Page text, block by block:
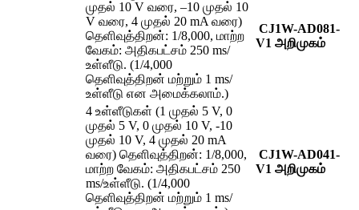
முதல் 10 V வரை, –10 முதல் 10
V வரை, 4 முதல் 20 mA வரை)
தெளிவுத்திறன்: 1/8,000, மாற்ற
வேகம்: அதிகபட்சம் 250 ms/
உள்ளீடு. (1/4,000
தெளிவுத்திறன் மற்றும் 1 ms/
உள்ளீடு என அமைக்கலாம்.)
CJ1W-AD081-
V1 அறிமுகம்
4 உள்ளீடுகள் (1 முதல் 5 V, 0
முதல் 5 V, 0 முதல் 10 V, -10
முதல் 10 V, 4 முதல் 20 mA
வரை) தெளிவுத்திறன்: 1/8,000,
மாற்ற வேகம்: அதிகபட்சம் 250
ms/உள்ளீடு. (1/4,000
தெளிவுத்திறன் மற்றும் 1 ms/
CJ1W-AD041-
V1 அறிமுகம்